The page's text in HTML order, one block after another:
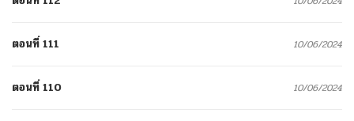
ตอนที่ 111 10/06/2024
ตอนที่ 110 10/06/2024